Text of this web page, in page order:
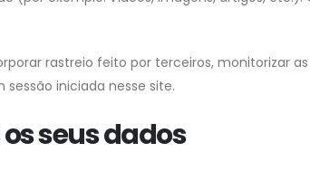
rastreio feito por terceiros,
iniciada nesse site.
seus dados